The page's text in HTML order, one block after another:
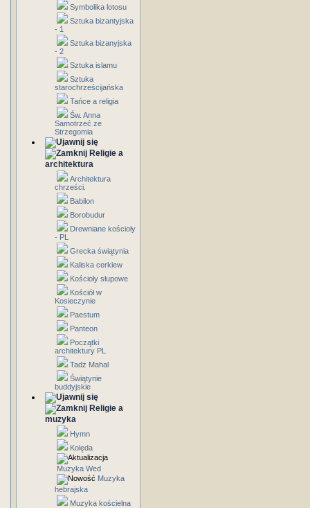
Symbolika lotosu
Sztuka bizantyjska
- 1
Sztuka bizanyjska
- 2
Sztuka islamu
Sztuka
starochrześcijańska
Tańce a religia
Św. Anna
Samotrzeć ze
Strzegomia
Religie a
architektura
Architektura
chrześci.
Babilon
Borobudur
Drewniane kościoły
- PL
Grecka świątynia
Kaliska cerkiew
Kościoły słupowe
Kościół w
Kosieczynie
Paestum
Panteon
Początki
architektury PL
Tadż Mahal
Świątynie
buddyjskie
Religie a
muzyka
Hymn
Kolęda
Muzyka Wed
Muzyka
hebrajska
Muzyka kościelna